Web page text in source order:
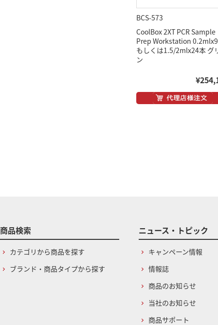
BCS-573
CoolBox 2XT PCR Sample
Prep Workstation
もしくは1.5/2mlx24本 グ
ン
商品検索
カテゴリから商品を探す
ブランド・商品タイプから探す
ニュース・トピック
キャンペーン情報
情報誌
商品のお知らせ
当社のお知らせ
商品サポート